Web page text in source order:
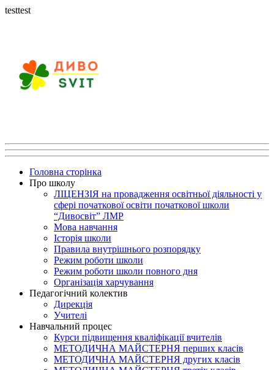
testtest
Головна сторінка
Про школу
ЛІЦЕНЗІЯ на провадження освітньої діяльності у
сфері початкової освіти початкової школи
“Дивосвіт” ЛМР
Мова навчання
Історія школи
Правила внутрішнього розпорядку
Режим роботи школи
Режим роботи школи повного дня
Організація харчування
Педагогічний колектив
Дирекція
Учителі
Навчальний процес
Курси підвищення кваліфікації вчителів
МЕТОДИЧНА МАЙСТЕРНЯ перших класів
МЕТОДИЧНА МАЙСТЕРНЯ других класів